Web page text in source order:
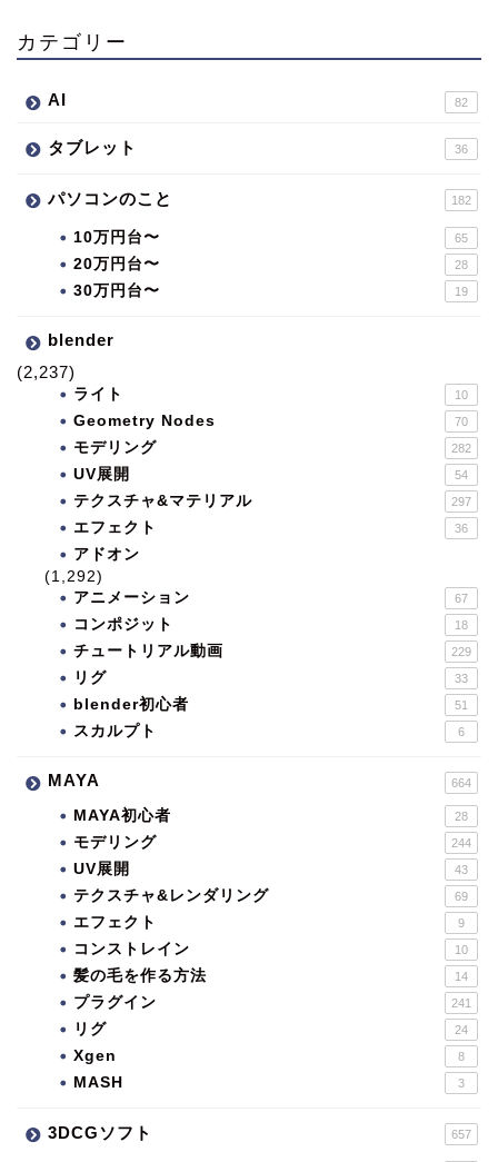
カテゴリー
AI 82
タブレット 36
パソコンのこと 182
10万円台〜 65
20万円台〜 28
30万円台〜 19
blender
(2,237)
ライト 10
Geometry Nodes 70
モデリング 282
UV展開 54
テクスチャ&マテリアル 297
エフェクト 36
アドオン
(1,292)
アニメーション
67
コンポジット 18
チュートリアル動画 229
リグ 33
blender初心者 51
スカルプト 6
MAYA 664
MAYA初心者 28
モデリング 244
UV展開 43
テクスチャ&レンダリング 69
エフェクト 9
コンストレイン 10
髪の毛を作る方法 14
プラグイン 241
リグ 24
Xgen 8
MASH 3
3DCGソフト 657